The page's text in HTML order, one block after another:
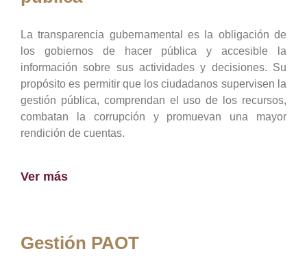
La transparencia gubernamental es la obligación de
los gobiernos de hacer pública y accesible la
información sobre sus actividades y decisiones. Su
propósito es permitir que los ciudadanos supervisen la
gestión pública, comprendan el uso de los recursos,
combatan la corrupción y promuevan una mayor
rendición de cuentas.
Ver más
Gestión PAOT